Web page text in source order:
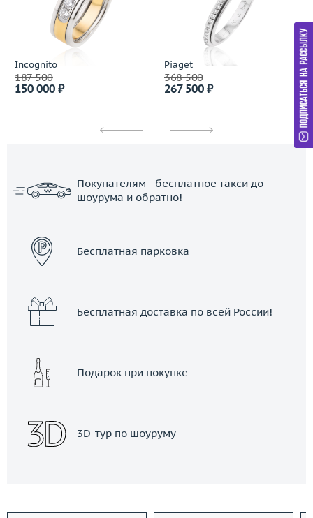
Incognito
187 500
150 000 ₽
Piaget
368 500
267 500 ₽
Покупателям - бесплатное такси до
шоурума и обратно!
Бесплатная парковка
Бесплатная доставка по всей России!
Подарок при покупке
3D-тур по шоуруму